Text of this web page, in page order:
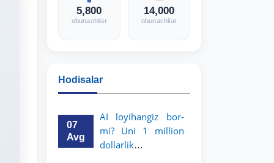
5,800
obunachilar
14,000
obunachilar
Hodisalar
07
Avg
AI loyihangiz bor-
mi? Uni 1 million
dollarlik